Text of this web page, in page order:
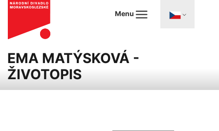
Menu
EMA MATÝSKOVÁ -
ŽIVOTOPIS